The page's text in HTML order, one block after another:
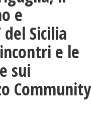
e
Sicilia
e le
sui
Community